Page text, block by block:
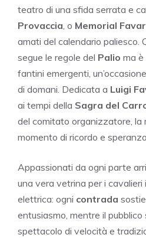
teatro di una sfida serrata e
Provaccia , o Memorial
amati del calendario paliesco.
segue le regole del Palio ma
fantini emergenti,
di domani. Dedicata a Luigi
ai tempi della Sagra del
del comitato organizzatore, la
momento di ricordo e
Appassionati da ogni parte
una vera vetrina per i cavalieri
elettrica: ogni contrada
entusiasmo, mentre il pubblico
spettacolo di velocità e